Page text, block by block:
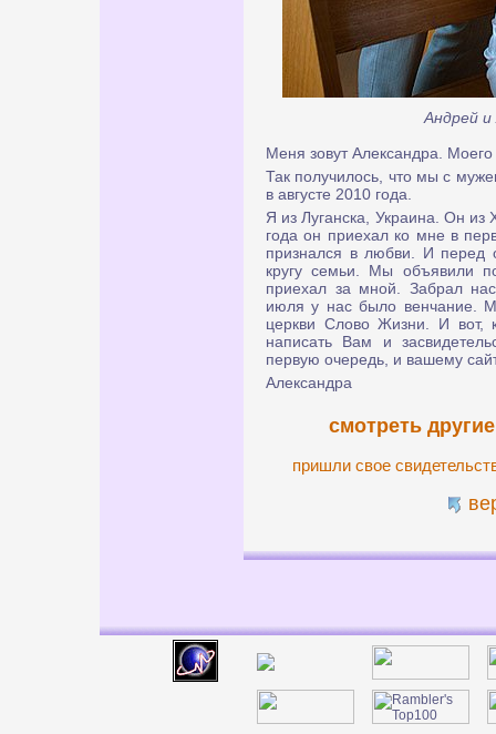
Андрей и
Меня зовут Александра.
Так получилось, что мы с
в августе 2010 года.
Я из Луганска, Украина. Он из
года он приехал ко мне в
признался в любви. И перед
кругу семьи. Мы объявили
приехал за мной. Забрал
июля у нас было венчание.
церкви Слово Жизни. И вот,
написать Вам и
первую очередь, и вашему
Александра
смотреть
пришли свое